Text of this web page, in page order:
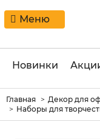
Меню
Новинки
Главная
Декор для
Наборы для